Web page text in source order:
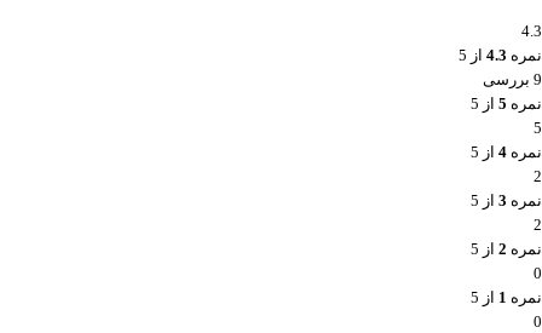
4.3
نمره 4.3 از 5
9 بررسی
نمره 5 از 5
5
نمره 4 از 5
2
نمره 3 از 5
2
نمره 2 از 5
0
نمره 1 از 5
0